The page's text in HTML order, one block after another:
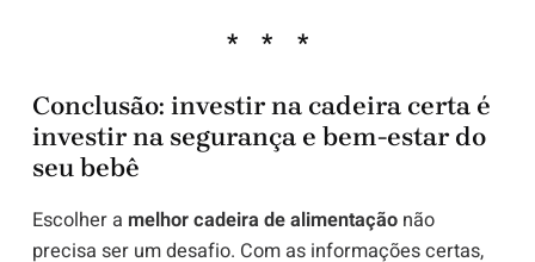
Conclusão: investir na cadeira certa é
investir na segurança e bem-estar do
seu bebê
Escolher a melhor cadeira de alimentaçãonão
precisa ser um desafio. Com as informações certas,